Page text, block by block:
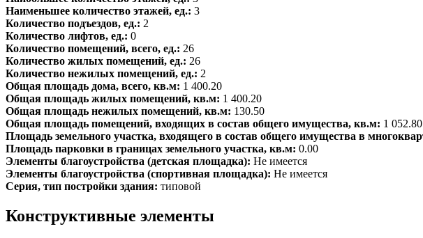
Наименьшее количество этажей, ед.: 3
Количество подъездов, ед.: 2
Количество лифтов, ед.: 0
Количество помещений, всего, ед.: 26
Количество жилых помещений, ед.: 26
Количество нежилых помещений, ед.: 2
Общая площадь дома, всего, кв.м: 1 400.20
Общая площадь жилых помещений, кв.м: 1 400.20
Общая площадь нежилых помещений, кв.м: 130.50
Общая площадь помещений, входящих в состав общего имущества, кв.м: 1 052.80
Площадь земельного участка, входящего в состав общего имущества в
Площадь парковки в границах земельного участка, кв.м: 0.00
Элементы благоустройства (детская площадка): Не имеется
Элементы благоустройства (спортивная площадка): Не имеется
Серия, тип постройки здания: типовой
Конструктивные элементы